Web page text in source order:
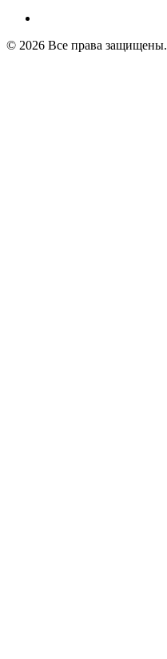
© 2026 Все права защищены.